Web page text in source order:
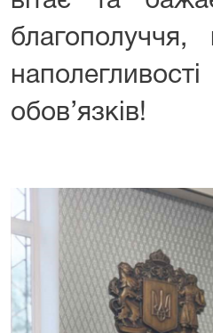
благополуччя,
обов’язків!